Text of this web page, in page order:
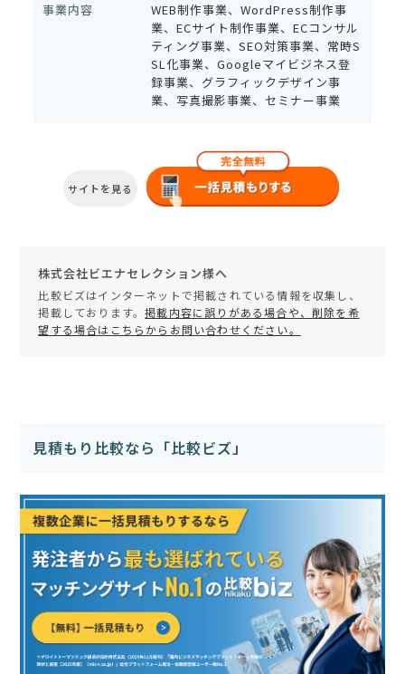
事業内容
WEB制作事業、WordPress制作事
業、ECサイト制作事業、ECコンサル
ティング事業、SEO対策事業、常時S
SL化事業、Googleマイビジネス登
録事業、グラフィックデザイン事
業、写真撮影事業、セミナー事業
サイトを見る
株式会社ビエナセレクション様へ
比較ビズはインターネットで掲載されている情報を収集し、
掲載しております。掲載内容に誤りがある場合や、削除を希
望する場合はこちらからお問い合わせください。
見積もり比較なら「比較ビズ」